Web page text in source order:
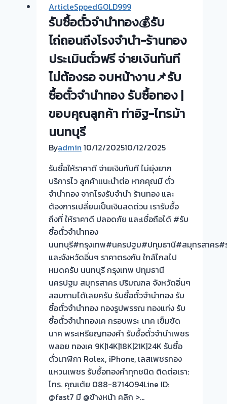
ทอง
💰
รับ
ไถ่ถอน
ถึง
โรง
จำนำ-
ร้าน
ทอง
ฟรี
จ่าย
เงิน
ทันที
ไม่
ต้อง
รอ
จบ
หน้า
งาน
📌
รับ
ซื้อ
ตั๋ว
จำนำ
ทอง
รับ
ซื้อ
ทอง
|
ArticleSppedGOLD999
รับซื้อตั๋วจำนำทอง💰รับ
ไถ่ถอนถึงโรงจำนำ-ร้านทอง
ประเมินตั๋วฟรี จ่ายเงินทันที
ไม่ต้องรอ จบหน้างาน📌รับ
ซื้อตั๋วจำนำทอง รับซื้อทอง |
ขอบคุณลูกค้า ท่าอิฐ-ไทรม้า
นนทบุรี
Byadmin 10/12/202510/12/2025
รับซื้อให้ราคาดี จ่ายเงินทันที ไม่ยุ่งยาก
บริการไว ลูกค้าแนะนำต่อ หากคุณมี ตั๋ว
จำนำทอง จากโรงรับจำนำ ร้านทอง และ
ต้องการเปลี่ยนเป็นเงินสดด่วน เรารับซื้อ
ถึงที่ ให้ราคาดี ปลอดภัย และเชื่อถือได้ #รับ
ซื้อตั๋วจำนำทอง
นนทบุรี#กรุงเทพ#นครปฐม#ปทุมธานี#สมุทรสาคร#
และจังหวัดอิ่นๆ ราคาตรงกัน ใกล้ไกลไป
หมดครับ นนทบุรี กรุงเทพ ปทุมธานี
นครปฐม สมุทรสาคร ปริมณฑล จังหวัดอิ่นๆ
สอบถามได้เลยครับ รับซื้อตั๋วจำนำทอง รับ
ซื้อตั๋วจำนำทอง ทองรูปพรรณ ทองแท่ง รับ
ซื้อตั๋วจำนำทองเค กรอบพระ นาค เข็มขัด
นาค พระเหรียญทองคำ รับซื้อตั๋วจำนำเพชร
พลอย ทองเค 9K|14K|18K|21K|24K รับซื้อ
ตั๋วนาฬิกา Rolex, iPhone, เลสเพชรทอง
แหวนเพชร รับซื้อทองคำทุกชนิด ติดต่อเรา:
โทร. คุณเต้ย 088-8714094Line ID:
@fast7 มี @ข้างหน้า คลิก >…